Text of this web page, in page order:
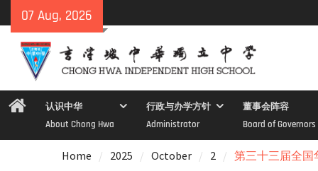
to
content
07 Aug, 2026
Home认识中华
About Chong Hwa
行政与办学方针
Administrator
董事会阵容
Board of Governors
Home 2025 October 2 第三十三届全国